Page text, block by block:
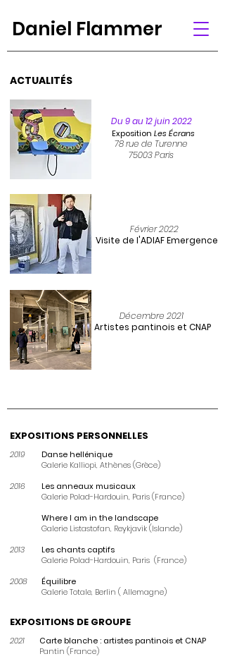
Daniel Flammer
ACTUALITÉS
Février 2022
Exposition Les Écrans
Décembre 2021
Artistes pantinois et CNAP
78 rue de Turenne
75003 Paris
Visite de l'ADIAF Emergence
EXPOSITIONS PERSONNELLES
2019
2016
2013
2008
Danse hellénique
Galerie Kalliopi, Athènes (Grèce)
Les anneaux musicaux
Galerie Polad-Hardouin, Paris (France)
Where I am in the landscape
Galerie Listastofan, Reykjavik (Islande)
Les chants captifs
Galerie Polad-Hardouin, Paris (France)
Équilibre
Galerie Totale, Berlin ( Allemagne)
EXPOSITIONS DE GROUPE
Carte blanche : artistes pantinois et CNAP
Pantin (France)
2021
Du 9 au 12 juin 2022